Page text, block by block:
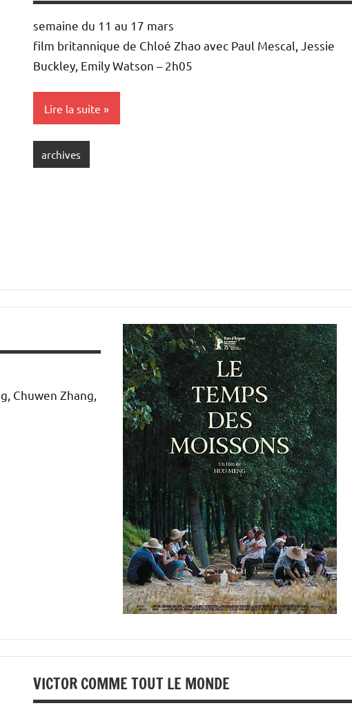
semaine du 11 au 17 mars
film britannique de Chloé Zhao avec Paul Mescal, Jessie
Buckley, Emily Watson – 2h05
Lire la suite
archives
Chuwen Zhang,
VICTOR COMME TOUT LE MONDE